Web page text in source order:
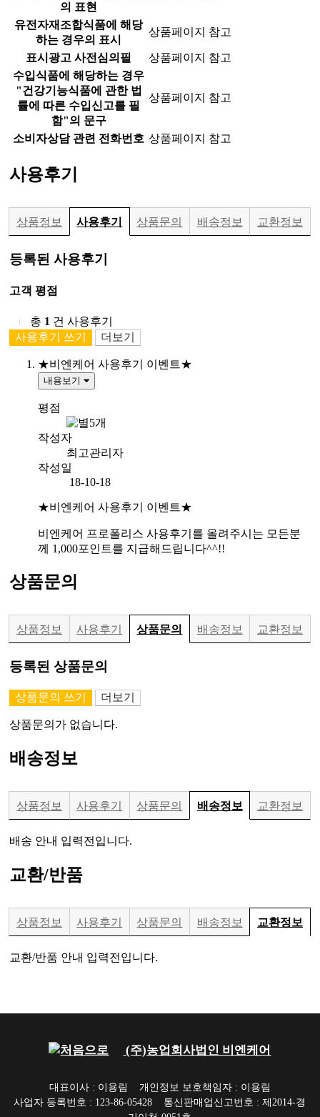
의 표현
유전자재조합식품에 해당
하는 경우의 표시
상품페이지 참고
표시광고 사전심의필
상품페이지 참고
수입식품에 해당하는 경우
"건강기능식품에 관한 법
률에 따른 수입신고를 필
함"의 문구
상품페이지 참고
소비자상담 관련 전화번호 상품페이지 참고
사용후기
상품정보 사용후기 상품문의 배송정보 교환정보
등록된 사용후기
고객 평점
총 1 건 사용후기
사용후기 쓰기
더보기
★비엔케어 사용후기 이벤트★
내용보기
평점
작성자
최고관리자
작성일
18-10-18
★비엔케어 사용후기 이벤트★
비엔케어 프로폴리스 사용후기를 올려주시는 모든분
께 1,000포인트를 지급해드립니다^^!!
상품문의
상품정보 사용후기 상품문의 배송정보 교환정보
등록된 상품문의
상품문의 쓰기 더보기
상품문의가 없습니다.
배송정보
상품정보 사용후기 상품문의 배송정보 교환정보
배송 안내 입력전입니다.
교환/반품
상품정보 사용후기 상품문의 배송정보 교환정보
교환/반품 안내 입력전입니다.
(주)농업회사법인 비엔케어
대표이사 : 이용림
개인정보 보호책임자 : 이용림
사업자 등록번호 : 123-86-05428
통신판매업신고번호 : 제2014-경